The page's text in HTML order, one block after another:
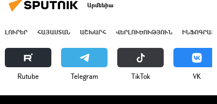
Արմենիա
ԼՈՒՐԵՐ ՀԱՅԱՍՏԱՆ ԱՇԽԱՐՀ ՎԵՐԼՈՒԾՈՒԹՅՈՒՆ
Rutube Telegram ТikТоk VK